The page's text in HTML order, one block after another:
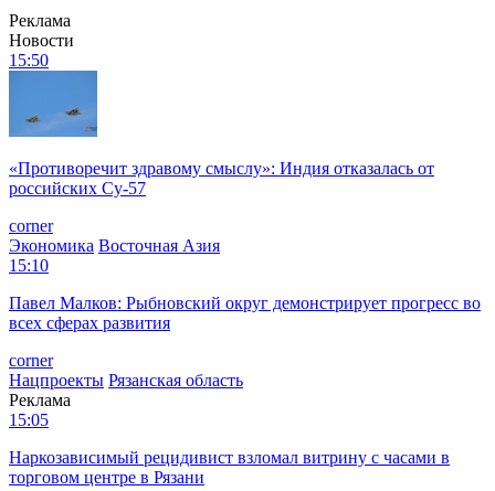
Реклама
Новости
15:50
«Противоречит здравому смыслу»: Индия отказалась от
российских Су-57
corner
Экономика Восточная Азия
15:10
Павел Малков: Рыбновский округ демонстрирует прогресс во
всех сферах развития
corner
Нацпроекты Рязанская область
Реклама
15:05
Наркозависимый рецидивист взломал витрину с часами в
торговом центре в Рязани